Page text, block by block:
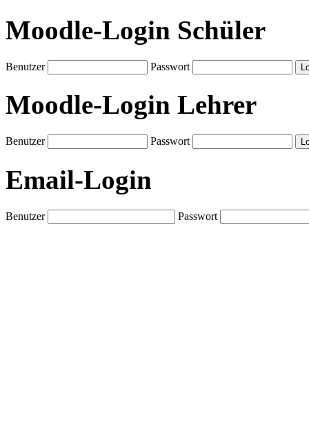
Moodle-Login Schüler
Benutzer Passwort
Moodle-Login Lehrer
Benutzer Passwort
Email-Login
Benutzer Passwort